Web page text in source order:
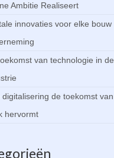
Ambitie Realiseert
innovaties voor elke bouw
van technologie in de
digitalisering de toekomst van
hervormt